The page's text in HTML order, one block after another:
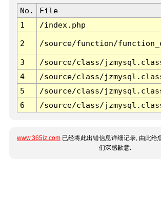
No. File
1
/index.php
2 /source/function/
3 /source/class/
4
/source/class/
5
/source/class/
6
/source/class/
www.365jz.com 已经将此出错信息详细记录, 由此给
们深感歉意.